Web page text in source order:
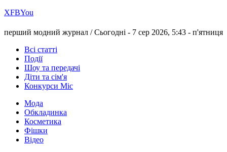
ХFBYou
перший модний журнал /Сьогодні - 7 сер 2026, 5:43 - п'ятниця
Всі статті
Події
Шоу та передачі
Діти та сім'я
Конкурси Міс
Мода
Обкладинка
Косметика
Фішки
Відео